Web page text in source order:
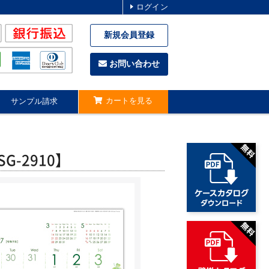
ログイン
新規会員登録
お問い合わせ
サンプル請求 カートを見る
2910】